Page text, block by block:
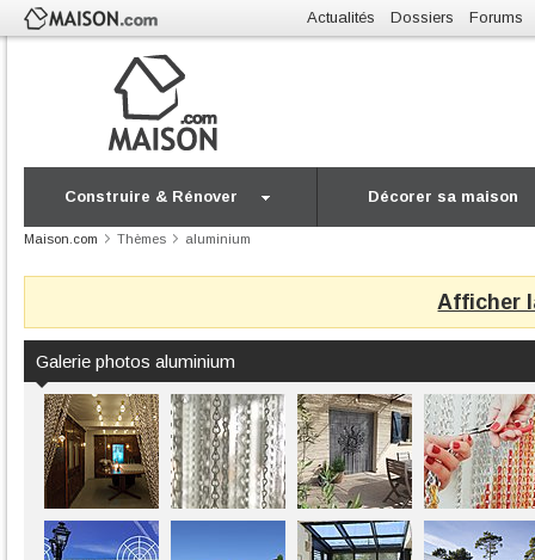
Actualités Dossiers Forums
Construire & Rénover Décorer sa maison
Maison.com Thèmes aluminium
Afficher
Galerie photos aluminium